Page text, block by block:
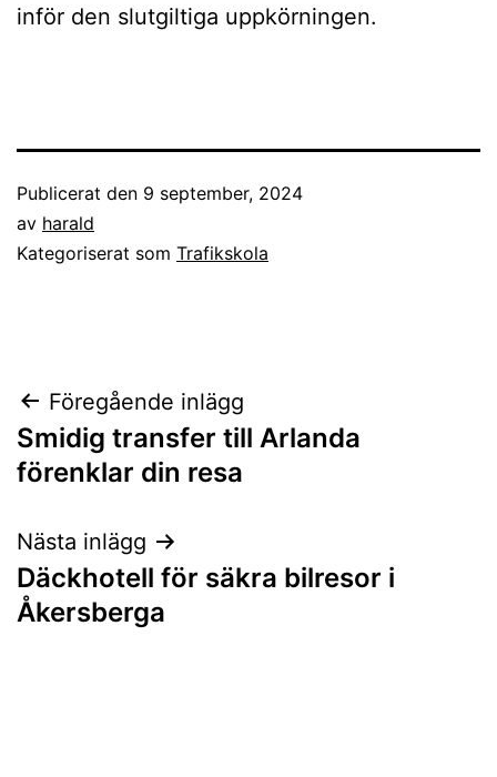
inför den slutgiltiga uppkörningen.
Publicerat den 9 september, 2024
av harald
Kategoriserat som Trafikskola
Inläggsnavigering
Föregående inlägg
Smidig transfer till Arlanda
förenklar din resa
Nästa inlägg
Däckhotell för säkra bilresor i
Åkersberga